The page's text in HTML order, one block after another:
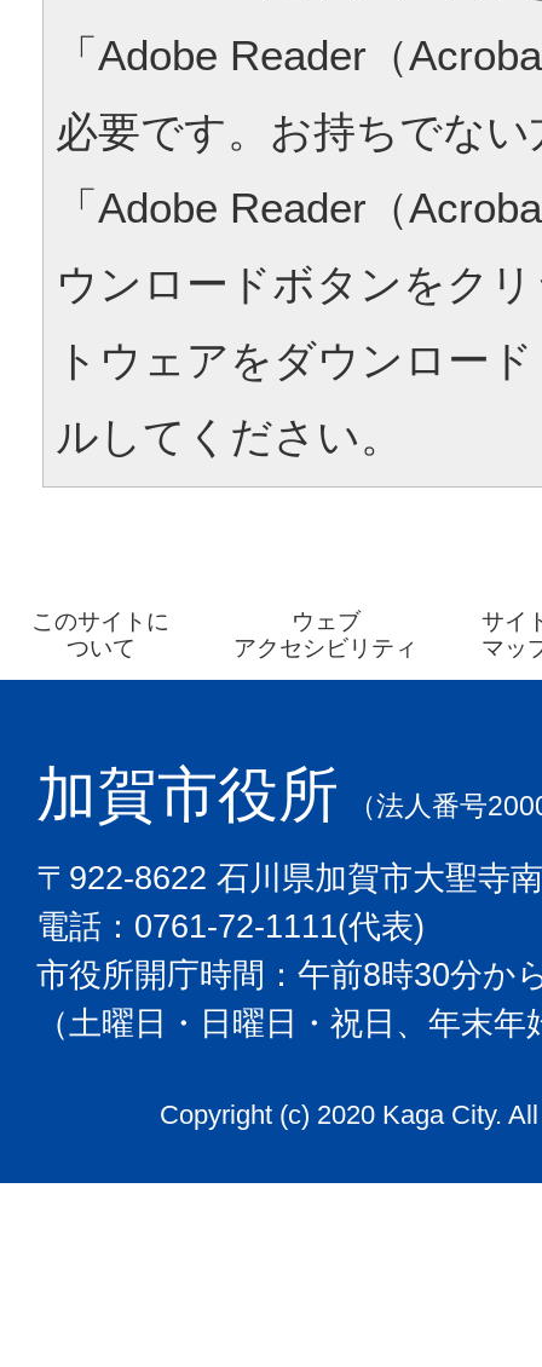
「Adobe Reader（
必要です。お持ちでな
「Adobe Reader（
ウンロードボタンをク
トウェアをダウンロー
ルしてください。
このサイトに
ついて
ウェブ
アクセシビリティ
サイ
マッ
加賀市役所 （法人番号
〒922-8622 石川県加賀市大聖寺
電話：0761-72-1111(代表)
市役所開庁時間：午前8時30分か
（土曜日・日曜日・祝日、年末
Copyright (c) 2020 Kaga City.